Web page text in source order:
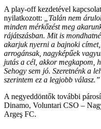
A play-off kezdetével
nyilatkozott: „Talán nem
minden mérkőzést meg
rájátszásban. Mit is
akarjuk nyerni a bajnoki
arrogánsak, nagyképűek
jutás a cél, akkor megkapom,
Sehogy sem jó. Szeretnénk a
szerintem ez a legjobb válasz.”
A negyeddöntők további
Dinamo, Voluntari CSO –
Argeş FC.